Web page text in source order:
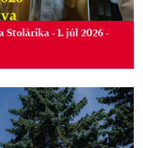
- 1. júl 2026 -